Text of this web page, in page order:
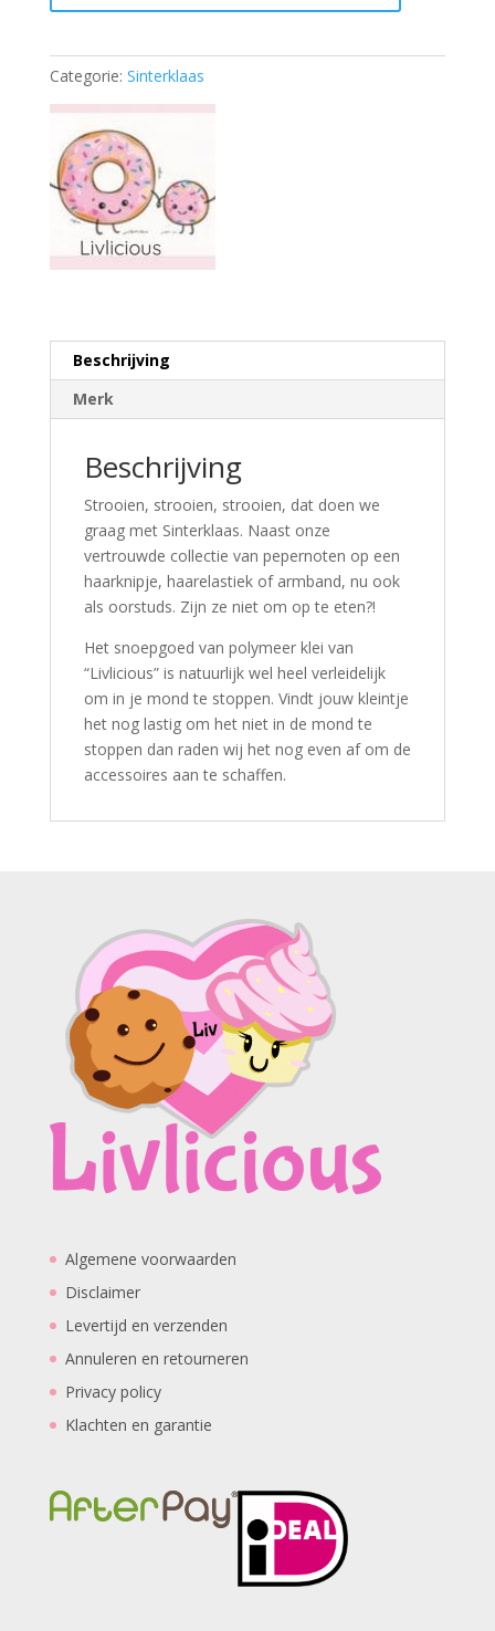
Categorie: Sinterklaas
Beschrijving
Merk
Beschrijving
Strooien, strooien, strooien, dat doen we
graag met Sinterklaas. Naast onze
vertrouwde collectie van pepernoten op een
haarknipje, haarelastiek of armband, nu ook
als oorstuds. Zijn ze niet om op te eten?!
Het snoepgoed van polymeer klei van
“Livlicious” is natuurlijk wel heel verleidelijk
om in je mond te stoppen. Vindt jouw kleintje
het nog lastig om het niet in de mond te
stoppen dan raden wij het nog even af om de
accessoires aan te schaffen.
Algemene voorwaarden
Disclaimer
Levertijd en verzenden
Annuleren en retourneren
Privacy policy
Klachten en garantie